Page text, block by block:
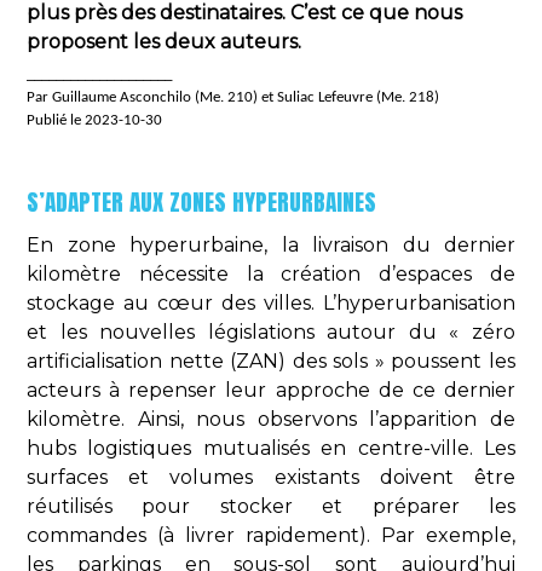
plus près des destinataires. C’est ce que nous
proposent les deux auteurs.
Par Guillaume Asconchilo (Me. 210) et Suliac Lefeuvre (Me. 218)
Publié le 2023-10-30
S’ADAPTER AUX ZONES HYPERURBAINES
En zone hyperurbaine, la livraison du dernier
kilomètre nécessite la création d’espaces de
stockage au cœur des villes. L’hyperurbanisation
et les nouvelles législations autour du « zéro
artificialisation nette (ZAN) des sols » poussent les
acteurs à repenser leur approche de ce dernier
kilomètre. Ainsi, nous observons l’apparition de
hubs logistiques mutualisés en centre-ville. Les
surfaces et volumes existants doivent être
réutilisés pour stocker et préparer les
commandes (à livrer rapidement). Par exemple,
les parkings en sous-sol sont aujourd’hui